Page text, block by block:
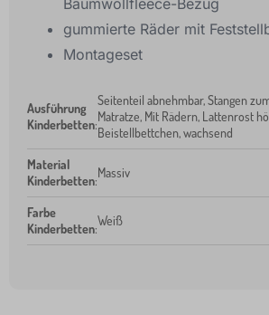
Baumwollfleece-Bezug
gummierte Räder mit
Montageset
Ausführung
Kinderbetten:
Seitenteil abnehmbar, Stangen
Matratze, Mit Rädern, Lattenrost
Beistellbettchen, wachsend
Material
Kinderbetten:
Massiv
Farbe
Kinderbetten:
Weiß